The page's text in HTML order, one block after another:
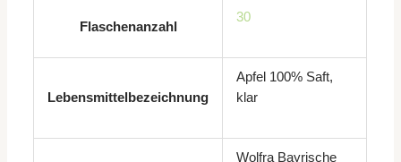
Flaschenanzahl
30
Lebensmittelbezeichnung
Apfel 100% Saft,
klar
Wolfra Bayrische